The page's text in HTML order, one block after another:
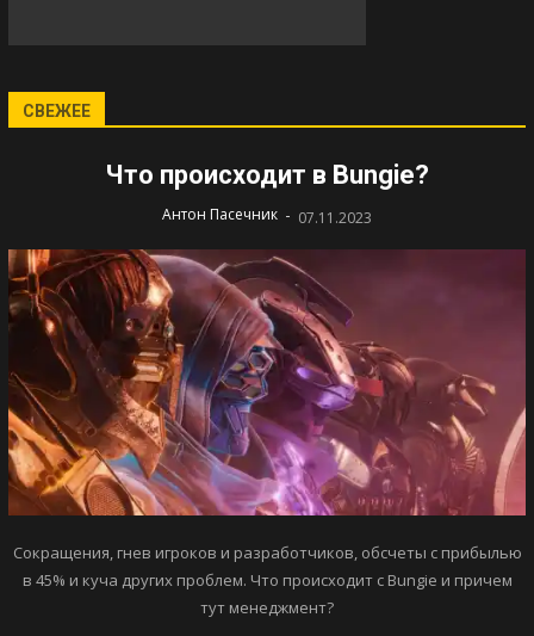
СВЕЖЕЕ
Что происходит в Bungie?
Антон Пасечник - 07.11.2023
Сокращения, гнев игроков и разработчиков, обсчеты с прибылью
в 45% и куча других проблем. Что происходит с Bungie и причем
тут менеджмент?